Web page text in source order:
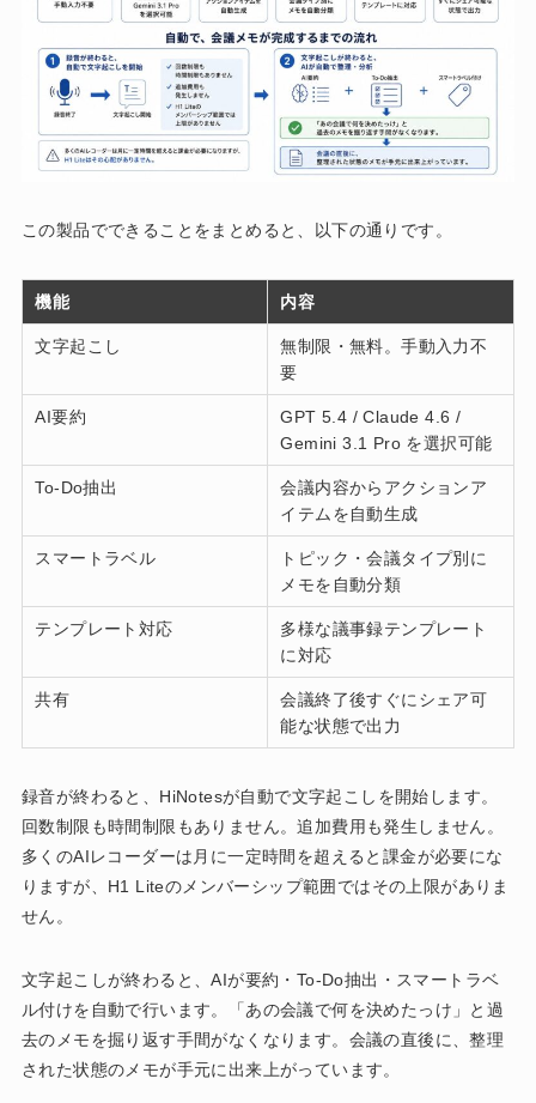
この製品でできることをまとめると、以下の通りです。
機能 内容
文字起こし
無制限・無料。手動入力不
要
AI要約
GPT 5.4 / Claude 4.6 /
Gemini 3.1 Pro を選択可能
To-Do抽出
会議内容からアクションア
イテムを自動生成
スマートラベル
トピック・会議タイプ別に
メモを自動分類
テンプレート対応
多様な議事録テンプレート
に対応
共有
会議終了後すぐにシェア可
能な状態で出力
録音が終わると、HiNotesが自動で文字起こしを開始します。
回数制限も時間制限もありません。追加費用も発生しません。
多くのAIレコーダーは月に一定時間を超えると課金が必要にな
りますが、H1 Liteのメンバーシップ範囲ではその上限がありま
せん。
文字起こしが終わると、AIが要約・To-Do抽出・スマートラベ
ル付けを自動で行います。「あの会議で何を決めたっけ」と過
去のメモを掘り返す手間がなくなります。会議の直後に、整理
された状態のメモが手元に出来上がっています。